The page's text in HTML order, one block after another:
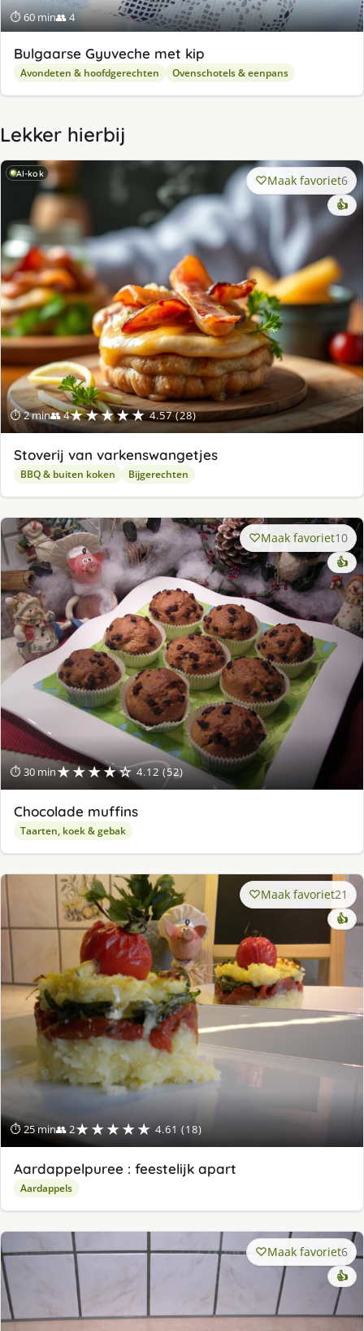
⏱ 60 min👥 4
Bulgaarse Gyuveche met kip
Avondeten & hoofdgerechten Ovenschotels & eenpans
Lekker hierbij
AI-kok
⏱ 2 min👥 4★★★★★ 4.57 (28)
Maak favoriet6
👍
Stoverij van varkenswangetjes
BBQ & buiten koken Bijgerechten
⏱ 30 min★★★★☆ 4.12 (52)
Maak favoriet10
👍
Chocolade muffins
Taarten, koek & gebak
⏱ 25 min👥 2★★★★★ 4.61 (18)
Maak favoriet21
👍
Aardappelpuree : feestelijk apart
Aardappels
Maak favoriet6
👍